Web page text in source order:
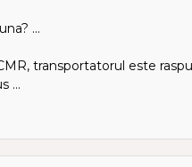
...
transportatorul este
...